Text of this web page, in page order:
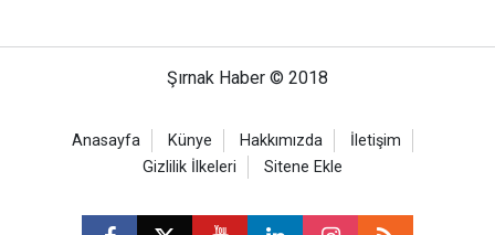
Şırnak Haber © 2018
Anasayfa Künye Hakkımızda
İletişim
Gizlilik İlkeleri
Sitene Ekle